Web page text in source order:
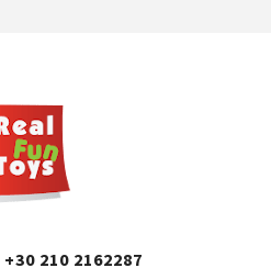
+30 210 2162287